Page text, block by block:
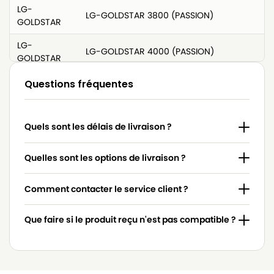
LG-
GOLDSTAR
LG-GOLDSTAR 3800 (PASSION)
LG-
GOLDSTAR
LG-GOLDSTAR 4000 (PASSION)
LG-
LG-GOLDSTAR 4200 (PASSION)
GOLDSTAR
LG-GOLDSTAR 5000 (PASSION)
LG-
GOLDSTAR
LG-GOLDSTAR BASIC (Série)
LG-
GOLDSTAR
LG-GOLDSTAR BONN (Série)
LG-
Questions fréquentes
Quels sont les délais de livraison ?
Quelles sont les options de livraison ?
Comment contacter le service client ?
Que faire si le produit reçu n'est pas compatible ?